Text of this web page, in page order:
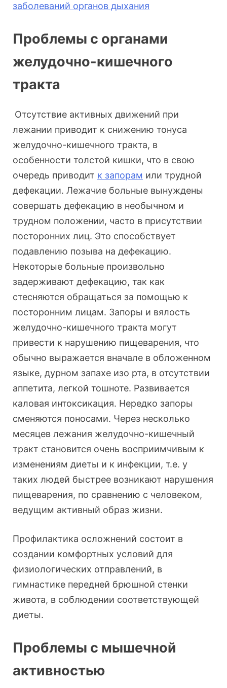
заболеваний органов дыхания
Проблемы с органами
желудочно-кишечного
тракта
Отсутствие активных движений при
лежании приводит к снижению тонуса
желудочно-кишечного тракта, в
особенности толстой кишки, что в свою
очередь приводит к запорам или трудной
дефекации. Лежачие больные вынуждены
совершать дефекацию в необычном и
трудном положении, часто в присутствии
посторонних лиц. Это способствует
подавлению позыва на дефекацию.
Некоторые больные произвольно
задерживают дефекацию, так как
стесняются обращаться за помощью к
посторонним лицам. Запоры и вялость
желудочно-кишечного тракта могут
привести к нарушению пищеварения, что
обычно выражается вначале в обложенном
языке, дурном запахе изо рта, в отсутствии
аппетита, легкой тошноте. Развивается
каловая интоксикация. Нередко запоры
сменяются поносами. Через несколько
месяцев лежания желудочно-кишечный
тракт становится очень восприимчивым к
изменениям диеты и к инфекции, т.е. у
таких людей быстрее возникают нарушения
пищеварения, по сравнению с человеком,
ведущим активный образ жизни.
Профилактика осложнений состоит в
создании комфортных условий для
физиологических отправлений, в
гимнастике передней брюшной стенки
живота, в соблюдении соответствующей
диеты.
Проблемы с мышечной
активностью